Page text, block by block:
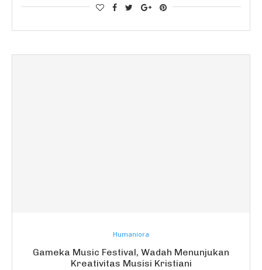
Humaniora
Gameka Music Festival, Wadah Menunjukan
Kreativitas Musisi Kristiani